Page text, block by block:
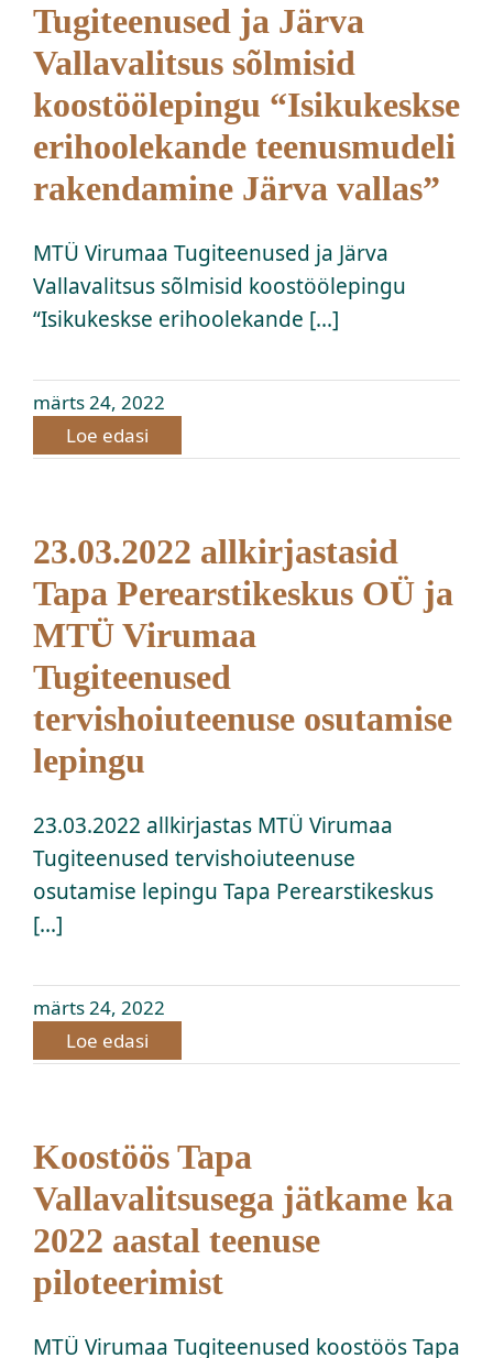
OÜ Virumaa Tugiteenused
Tugiteenused ja Järva
Vallavalitsus sõlmisid
koostöölepingu “Isikukeskse
erihoolekande teenusmudeli
rakendamine Järva vallas”
MTÜ Virumaa Tugiteenused ja Järva
Vallavalitsus sõlmisid koostöölepingu
“Isikukeskse erihoolekande [...]
märts 24, 2022
Loe edasi
23.03.2022 allkirjastasid
Tapa Perearstikeskus OÜ ja
MTÜ Virumaa
Tugiteenused
tervishoiuteenuse osutamise
lepingu
23.03.2022 allkirjastas MTÜ Virumaa
Tugiteenused tervishoiuteenuse
osutamise lepingu Tapa Perearstikeskus
[...]
märts 24, 2022
Loe edasi
Koostöös Tapa
Vallavalitsusega jätkame ka
2022 aastal teenuse
piloteerimist
MTÜ Virumaa Tugiteenused koostöös Tapa